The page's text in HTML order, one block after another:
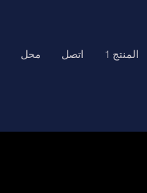
محل اتصل المنتج 1